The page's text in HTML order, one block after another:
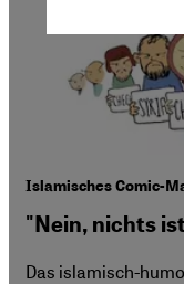
Islamisches Comic-
"Nein, nichts
Das islamisch-